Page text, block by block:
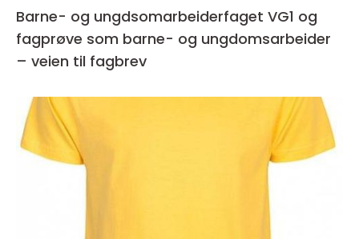
Barne- og ungdsomarbeiderfaget VG1 og
fagprøve som barne- og ungdomsarbeider
– veien til fagbrev